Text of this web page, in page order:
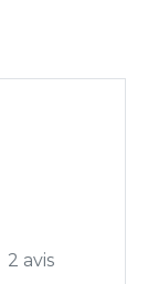
2 avis